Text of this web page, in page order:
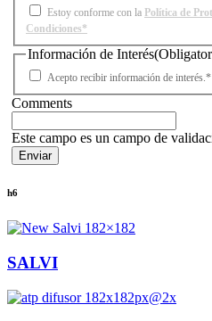
Estoy conforme con la Política de
Condiciones*
Información de Interés
Acepto recibir información de interés.*
Comments
Este campo es un campo de
h6
SALVI